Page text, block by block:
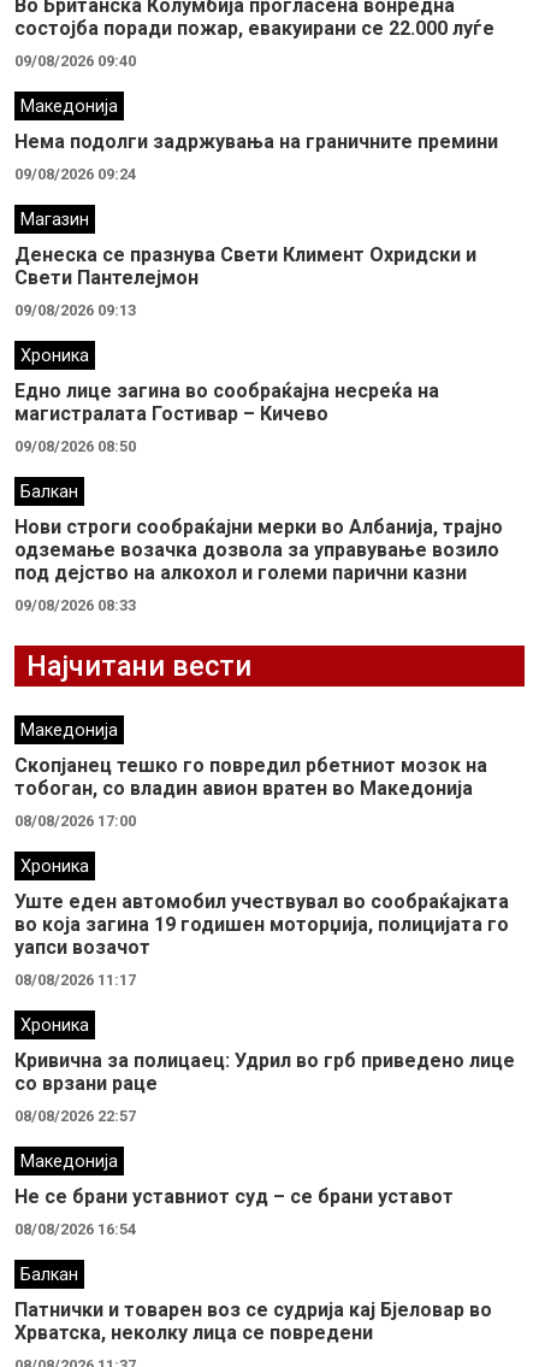
Во Британска Колумбија прогласена вонредна
состојба поради пожар, евакуирани се 22.000 луѓе
09/08/2026 09:40
Македонија
Нема подолги задржувања на граничните премини
09/08/2026 09:24
Магазин
Денеска се празнува Свети Климент Охридски и
Свети Пантелејмон
09/08/2026 09:13
Хроника
Едно лице загина во сообраќајна несреќа на
магистралата Гостивар – Кичево
09/08/2026 08:50
Балкан
Нови строги сообраќајни мерки во Aлбанија, трајно
одземање возачка дозвола за управување возило
под дејство на алкохол и големи парични казни
09/08/2026 08:33
Најчитани вести
Македонија
Скопјанец тешко го повредил рбетниот мозок на
тобоган, со владин авион вратен во Македонија
08/08/2026 17:00
Хроника
Уште еден автомобил учествувал во сообраќајката
во која загина 19 годишен моторџија, полицијата го
уапси возачот
08/08/2026 11:17
Хроника
Кривична за полицаец: Удрил во грб приведено лице
со врзани раце
08/08/2026 22:57
Македонија
Не се брани уставниот суд – се брани уставот
08/08/2026 16:54
Балкан
Патнички и товарен воз се судрија кај Бјеловар во
Хрватска, неколку лица се повредени